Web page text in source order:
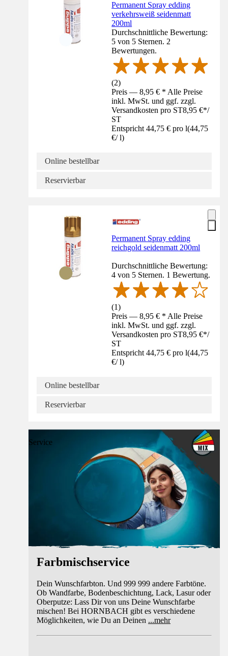
Permanent Spray edding
verkehrsweiß seidenmatt
200ml
Durchschnittliche Bewertung:
5 von 5 Sternen. 2
Bewertungen.
(2)
Preis — 8,95 € * Alle Preise
inkl. MwSt. und ggf. zzgl.
Versandkosten pro ST8,95 €*/
ST
Entspricht 44,75 € pro l(44,75
€/ l)
Online bestellbar
Reservierbar
Permanent Spray edding
reichgold seidenmatt 200ml
Durchschnittliche Bewertung:
4 von 5 Sternen. 1 Bewertung.
(1)
Preis — 8,95 € * Alle Preise
inkl. MwSt. und ggf. zzgl.
Versandkosten pro ST8,95 €*/
ST
Entspricht 44,75 € pro l(44,75
€/ l)
Online bestellbar
Reservierbar
Service
Farbmischservice
Dein Wunschfarbton. Und 999 999 andere Farbtöne.
Ob Wandfarbe, Bodenbeschichtung, Lack, Lasur oder
Oberputze: Lass Dir von uns Deine Wunschfarbe
mischen! Bei HORNBACH gibt es verschiedene
Möglichkeiten, wie Du an Deinen ...mehr